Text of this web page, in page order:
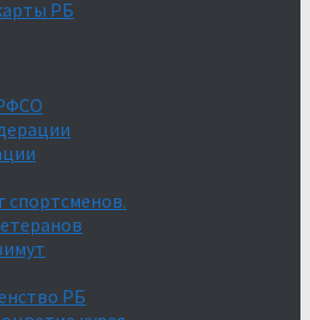
РБ
спортсменов.
РБ